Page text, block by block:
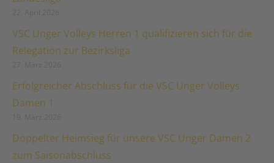
VSC Unger Volleys Herren 1 qualifizieren sich für die
Relegation zur Bezirksliga
Erfolgreicher Abschluss für die VSC Unger Volleys
Damen 1
Doppelter Heimsieg für unsere VSC Unger Damen 2
zum Saisonabschluss